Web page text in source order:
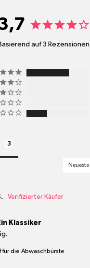
auf 3 Rezensionen
Klassiker
für die Abwaschbürste